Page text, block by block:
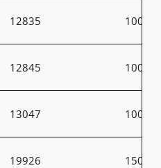
12835 100
12845 100
13047 100
19926 150